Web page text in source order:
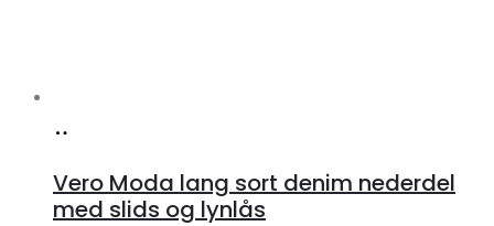
Klædeskabet.dk
Vero Moda lang sort denim nederdel
med slids og lynlås